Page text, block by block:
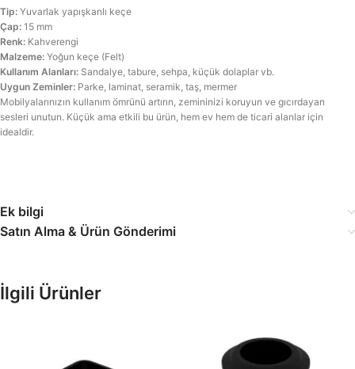
Tip: Yuvarlak yapışkanlı keçe
Çap: 15 mm
Renk: Kahverengi
Malzeme: Yoğun keçe (Felt)
Kullanım Alanları: Sandalye, tabure, sehpa, küçük dolaplar vb.
Uygun Zeminler: Parke, laminat, seramik, taş, mermer
Mobilyalarınızın kullanım ömrünü artırın, zemininizi koruyun ve gıcırdayan
sesleri unutun. Küçük ama etkili bu ürün, hem ev hem de ticari alanlar için
idealdir.
Ek bilgi
Satın Alma & Ürün Gönderimi
İlgili Ürünler